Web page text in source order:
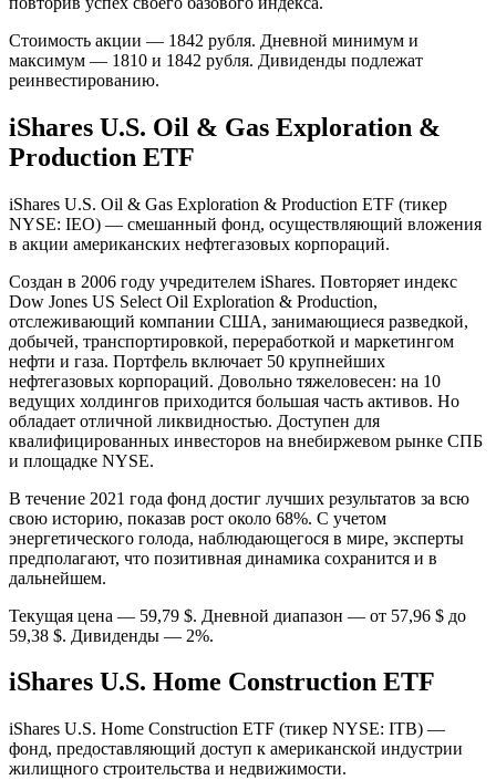
Стоимость акции — 1842 рубля. Дневной минимум и
максимум — 1810 и 1842 рубля. Дивиденды подлежат
реинвестированию.
iShares U.S. Oil & Gas Exploration &
Production ETF
iShares U.S. Oil & Gas Exploration & Production ETF (тикер
NYSE: IEO) — смешанный фонд, осуществляющий вложения
в акции американских нефтегазовых корпораций.
Создан в 2006 году учредителем iShares. Повторяет индекс
Dow Jones US Select Oil Exploration & Production,
отслеживающий компании США, занимающиеся разведкой,
добычей, транспортировкой, переработкой и маркетингом
нефти и газа. Портфель включает 50 крупнейших
нефтегазовых корпораций. Довольно тяжеловесен: на 10
ведущих холдингов приходится большая часть активов. Но
обладает отличной ликвидностью. Доступен для
квалифицированных инвесторов на внебиржевом рынке СПБ
и площадке NYSE.
В течение 2021 года фонд достиг лучших результатов за всю
свою историю, показав рост около 68%. С учетом
энергетического голода, наблюдающегося в мире, эксперты
предполагают, что позитивная динамика сохранится и в
дальнейшем.
Текущая цена — 59,79 $. Дневной диапазон — от 57,96 $ до
59,38 $. Дивиденды — 2%.
iShares U.S. Home Construction ETF
iShares U.S. Home Construction ETF (тикер NYSE: ITB) —
фонд, предоставляющий доступ к американской индустрии
жилищного строительства и недвижимости.